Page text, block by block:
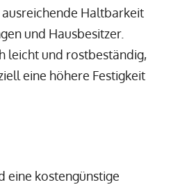
Haltbarkeit
und Hausbesitzer.
leicht und rostbeständig,
eine höhere Festigkeit
eine kostengünstige